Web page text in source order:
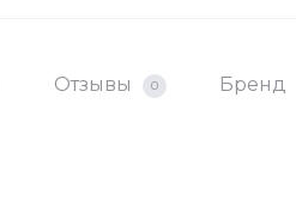
Отзывы 0 Бренд